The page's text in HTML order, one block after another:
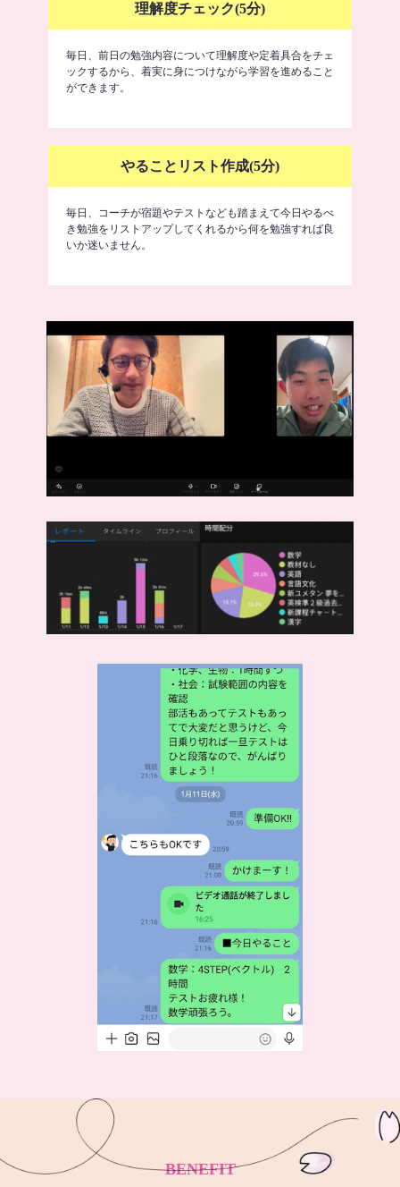
理解度チェック(5分)
毎日、前日の勉強内容について理解度や定着具合をチェ
ックするから、着実に身につけながら学習を進めること
ができます。
やることリスト作成(5分)
毎日、コーチが宿題やテストなども踏まえて今日やるべ
き勉強をリストアップしてくれるから何を勉強すれば良
いか迷いません。
BENEFIT